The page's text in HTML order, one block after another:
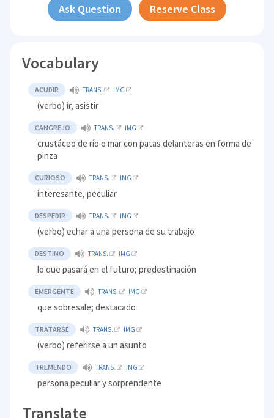
Ask Question Reserve Class
Vocabulary
ACUDIR TRANS. IMG
(verbo) ir, asistir
CANGREJO TRANS. IMG
crustáceo de río o mar con patas delanteras en forma de
pinza
CURIOSO TRANS. IMG
interesante, peculiar
DESPEDIR TRANS. IMG
(verbo) echar a una persona de su trabajo
DESTINO TRANS. IMG
lo que pasará en el futuro; predestinación
EMERGENTE TRANS. IMG
que sobresale; destacado
TRATARSE TRANS. IMG
(verbo) referirse a un asunto
TREMENDO TRANS. IMG
persona peculiar y sorprendente
Translate